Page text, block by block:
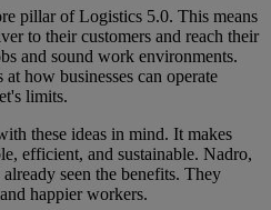
pillar of Logistics 5.0. This means
to their customers and reach their
and sound work environments.
how businesses can operate
limits.
these ideas in mind. It makes
efficient, and sustainable. Nadro,
seen the benefits. They
happier workers.